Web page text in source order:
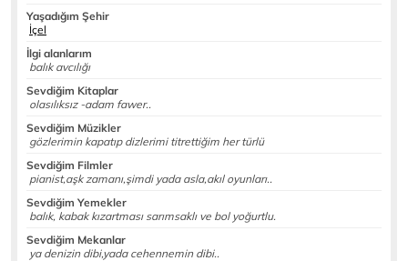
Yaşadığım Şehir
İçel
İlgi alanlarım
balık avcılığı
Sevdiğim Kitaplar
olasılıksız -adam fawer..
Sevdiğim Müzikler
gözlerimin kapatıp dizlerimi titrettiğim her türlü
Sevdiğim Filmler
pianist,aşk zamanı,şimdi yada asla,akıl oyunları..
Sevdiğim Yemekler
balık, kabak kızartması sarımsaklı ve bol yoğurtlu.
Sevdiğim Mekanlar
ya denizin dibi,yada cehennemin dibi..